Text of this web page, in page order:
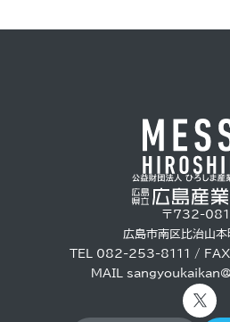
〒732-
広島市南区比治山
TEL 082-253-8111 /
MAIL